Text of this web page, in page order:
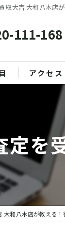
買取大吉 大和八木店
111-168
アクセス
定を
大和八木店が教える